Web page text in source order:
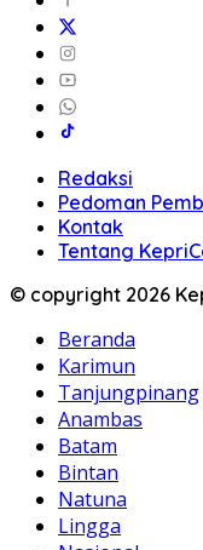
Redaksi
Pedoman
Kontak
Tentang
© copyright 2026
Beranda
Karimun
Tanjungpinang
Anambas
Batam
Bintan
Natuna
Lingga